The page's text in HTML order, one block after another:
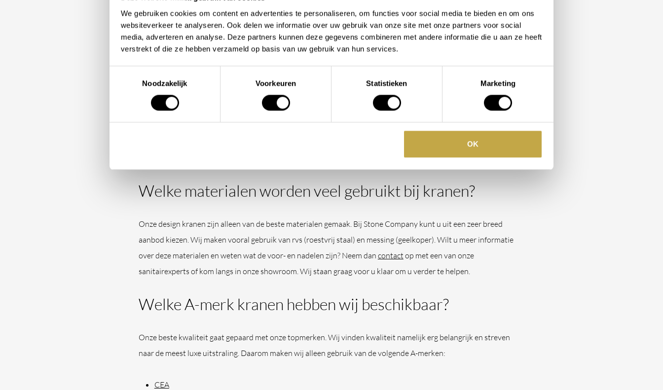
We gebruiken cookies om content en advertenties te personaliseren, om functies voor social media te bieden en om ons
websiteverkeer te analyseren. Ook delen we informatie over uw gebruik van onze site met onze partners voor social
media, adverteren en analyse. Deze partners kunnen deze gegevens combineren met andere informatie die u aan ze heeft
verstrekt of die ze hebben verzameld op basis van uw gebruik van hun services.
Noodzakelijk
Voorkeuren Statistieken Marketing
OK
zit er altijd wel een geschikte kraan voor u tussen.
Mocht u er in uw keuze niet helemaal uitkomen en mocht u advies nodig hebben, dan staan onze experts graag
Welke type kranen zijn er?
fonteinkranen
, inbouw- en opbouwkranen voor diverse doeleinden.
Welke materialen worden veel gebruikt bij kranen?
Onze design kranen zijn alleen van de beste materialen gemaak. Bij Stone Company kunt u uit een zeer breed
aanbod kiezen. Wij maken vooral gebruik van rvs (roestvrij staal) en messing (geelkoper). Wilt u meer informatie
over deze materialen en weten wat de voor- en nadelen zijn? Neem dan contact op met een van onze
sanitairexperts of kom langs in onze showroom. Wij staan graag voor u klaar om u verder te helpen.
Welke A-merk kranen hebben wij beschikbaar?
Onze beste kwaliteit gaat gepaard met onze topmerken. Wij vinden kwaliteit namelijk erg belangrijk en streven
naar de meest luxe uitstraling. Daarom maken wij alleen gebruik van de volgende A-merken:
CEA